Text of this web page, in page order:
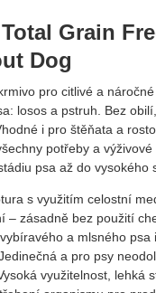
Grain
Dog
pro citlivé a
losos a pstruh. Bez
i pro štěňata a
potřeby a výživové
psa až do vysokého
s využitím celostní
– zásadně bez použití
a mlsného psa
a pro psy
využitelnost, lehká